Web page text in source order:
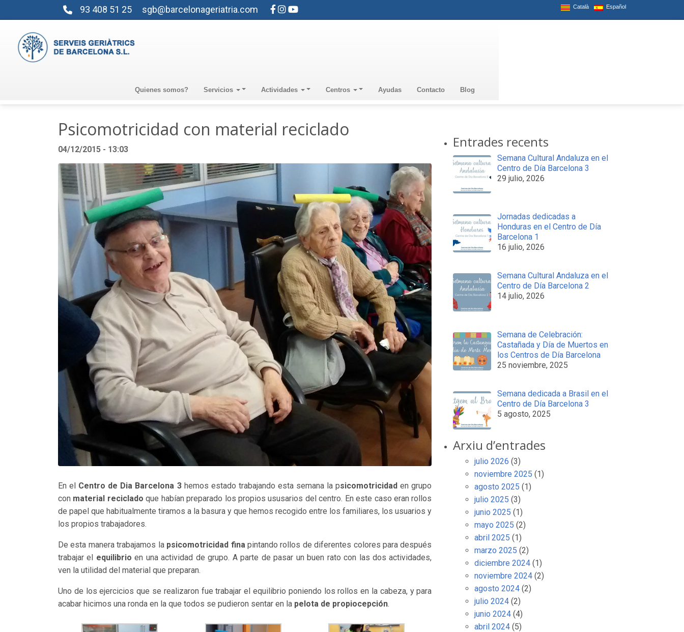
93 408 51 25 sgb@barcelonageriatria.com Català Español
Quienes somos? Servicios Actividades Centros Ayudas Contacto Blog
Psicomotricidad con material reciclado
04/12/2015 - 13:03
En el Centro de Dia Barcelona 3hemos estado trabajando esta semana la psicomotricidaden grupo
con material recicladoque habían preparado los propios ususarios del centro. En este caso eran rollos
de papel que habitualmente tiramos a la basura y que hemos recogido entre los familiares, los usuarios y
los propios trabajadores.
De esta manera trabajamos la psicomotricidad finapintando rollos de diferentes colores para después
trabajar el equilibrio en una actividad de grupo. A parte de pasar un buen rato con las dos actividades,
ven la utilidad del material que preparan.
Uno de los ejercicios que se realizaron fue trabajar el equilibrio poniendo los rollos en la cabeza, y para
acabar hicimos una ronda en la que todos se pudieron sentar en la pelota de propiocepción.
Entrades recents
Semana Cultural Andaluza en el
Centro de Día Barcelona 3
29 julio, 2026
Jornadas dedicadas a
Honduras en el Centro de Día
Barcelona 1
16 julio, 2026
Semana Cultural Andaluza en el
Centro de Día Barcelona 2
14 julio, 2026
Semana de Celebración:
Castañada y Día de Muertos en
los Centros de Día Barcelona
25 noviembre, 2025
Semana dedicada a Brasil en el
Centro de Día Barcelona 3
5 agosto, 2025
Arxiu d’entrades
julio 2026 (3)
noviembre 2025 (1)
agosto 2025 (1)
julio 2025 (3)
junio 2025 (1)
mayo 2025 (2)
abril 2025 (1)
marzo 2025 (2)
diciembre 2024 (1)
noviembre 2024 (2)
agosto 2024 (2)
julio 2024 (2)
junio 2024 (4)
abril 2024 (5)